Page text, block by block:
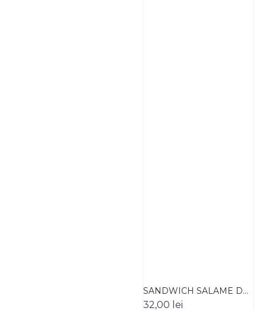
SANDWICH SALAME D...
32,00 lei